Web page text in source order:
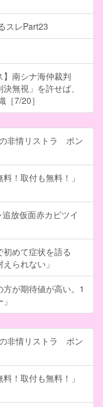
スレPart23
】南シナ海仲裁判
無視」を許せば、
7/20］
の非情リストラ ポン
！取付も無料！」
放仮面赤カビツイ
初めて症状を語る
られない」
が期待値が高い。1
の非情リストラ ポン
！取付も無料！」